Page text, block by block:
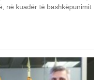
në kuadër të bashkëpunimit